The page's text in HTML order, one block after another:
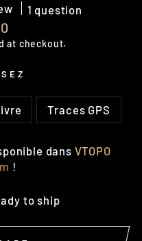
1 question
at checkout.
Traces GPS
dans VTOPO
!
to ship